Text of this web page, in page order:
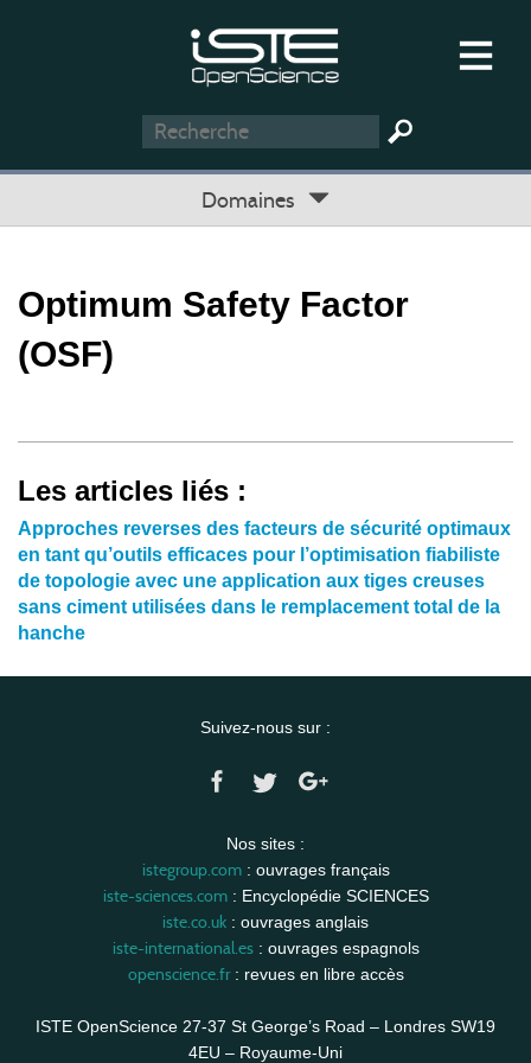
Domaines
Optimum Safety Factor
(OSF)
Les articles liés :
Approches reverses des facteurs de sécurité optimaux
en tant qu’outils efficaces pour l’optimisation fiabiliste
de topologie avec une application aux tiges creuses
sans ciment utilisées dans le remplacement total de la
hanche
Suivez-nous sur :
Nos sites :
istegroup.com: ouvrages français
iste-sciences.com: Encyclopédie SCIENCES
iste.co.uk : ouvrages anglais
iste-international.es: ouvrages espagnols
openscience.fr: revues en libre accès
ISTE OpenScience 27-37 St George’s Road – Londres SW19
4EU – Royaume-Uni